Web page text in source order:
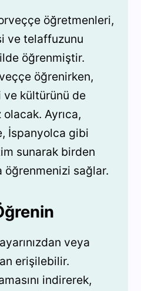
öğretmenleri,
ve telaffuzunu
öğrenmiştir.
öğrenirken,
kültürünü de
olacak. Ayrıca,
İspanyolca gibi
sunarak birden
öğrenmenizi sağlar.
veya
erişilebilir.
indirerek,